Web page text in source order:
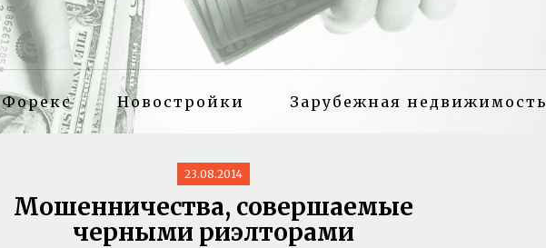
Форекс Новостройки Зарубежная недвижимость
23.08.2014
Мошенничества, совершаемые
черными риэлторами